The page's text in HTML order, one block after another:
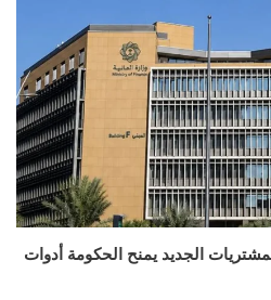
الجديد يمنح الحكومة أدوات